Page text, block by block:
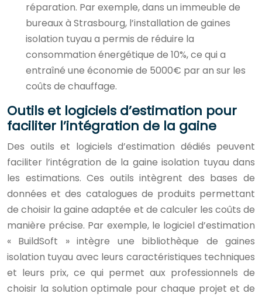
réparation. Par exemple, dans un immeuble de
bureaux à Strasbourg, l’installation de gaines
isolation tuyau a permis de réduire la
consommation énergétique de 10%, ce qui a
entraîné une économie de 5000€ par an sur les
coûts de chauffage.
Outils et logiciels d’estimation pour
faciliter l’intégration de la gaine
Des outils et logiciels d’estimation dédiés peuvent
faciliter l’intégration de la gaine isolation tuyau dans
les estimations. Ces outils intègrent des bases de
données et des catalogues de produits permettant
de choisir la gaine adaptée et de calculer les coûts de
manière précise. Par exemple, le logiciel d’estimation
« BuildSoft » intègre une bibliothèque de gaines
isolation tuyau avec leurs caractéristiques techniques
et leurs prix, ce qui permet aux professionnels de
choisir la solution optimale pour chaque projet et de